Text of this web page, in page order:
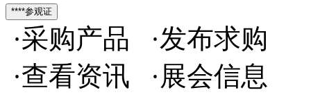
·采购产品 ·发布求购
·查看资讯 ·展会信息